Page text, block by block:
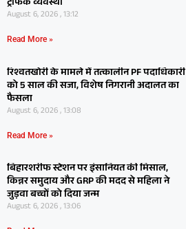
August 6, 2026 , 13:12
Read More »
रिश्वतखोरी के मामले में तत्कालीन PF पदाधिकारी
को 5 साल की सजा, विशेष निगरानी अदालत का
फैसला
August 6, 2026 , 13:08
Read More »
बिहारशरीफ स्टेशन पर इंसानियत की मिसाल,
किन्नर समुदाय और GRP की मदद से महिला ने
जुड़वा बच्चों को दिया जन्म
August 6, 2026 , 13:06